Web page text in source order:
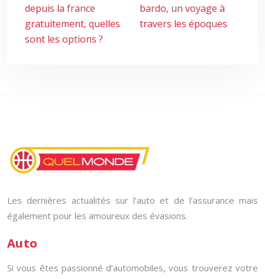
depuis la france
gratuitement, quelles
sont les options ?
bardo, un voyage à
travers les époques
Les dernières actualités sur l’auto et de l’assurance mais
également pour les amoureux des évasions.
Auto
Si vous êtes passionné d’automobiles, vous trouverez votre